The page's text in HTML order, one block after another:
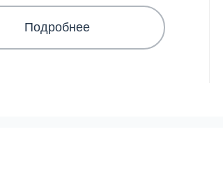
Подробнее